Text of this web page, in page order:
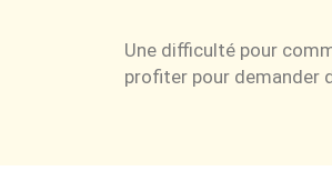
Une difficulté pour
profiter pour demander